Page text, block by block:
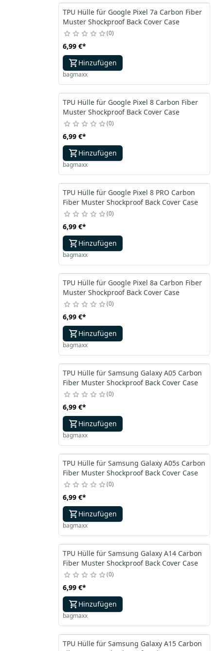
TPU Hülle für Google Pixel 7a Carbon Fiber
Muster Shockproof Back Cover Case
0
6,99 €*
Hinzufügen
bagmaxx
TPU Hülle für Google Pixel 8 Carbon Fiber
Muster Shockproof Back Cover Case
0
6,99 €*
Hinzufügen
bagmaxx
TPU Hülle für Google Pixel 8 PRO Carbon
Fiber Muster Shockproof Back Cover Case
0
6,99 €*
Hinzufügen
bagmaxx
TPU Hülle für Google Pixel 8a Carbon Fiber
Muster Shockproof Back Cover Case
0
6,99 €*
Hinzufügen
bagmaxx
TPU Hülle für Samsung Galaxy A05 Carbon
Fiber Muster Shockproof Back Cover Case
0
6,99 €*
Hinzufügen
bagmaxx
TPU Hülle für Samsung Galaxy A05s Carbon
Fiber Muster Shockproof Back Cover Case
0
6,99 €*
Hinzufügen
bagmaxx
TPU Hülle für Samsung Galaxy A14 Carbon
Fiber Muster Shockproof Back Cover Case
0
6,99 €*
Hinzufügen
bagmaxx
TPU Hülle für Samsung Galaxy A15 Carbon